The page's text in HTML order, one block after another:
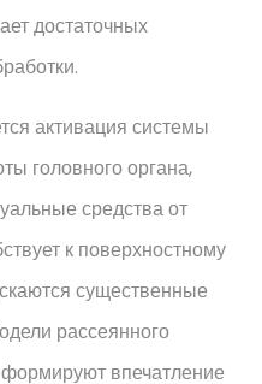
достаточных
активация системы
головного органа,
средства от
к поверхностному
существенные
рассеянного
впечатление